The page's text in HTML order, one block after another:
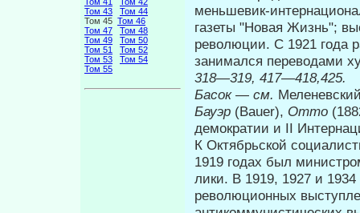
Том 43
Том 44
Том 45 Том 46
Том 47
Том 48
Том 49
Том 50
Том 51
Том 52
Том 53
Том 54
Том 55
меньшевик-
газеты "Новая Жизнь";
революции. С 1921 года
занимался переводами
318—319, 417—418,425.
Басок — см.
Бауэр (Bauer), Отто
демократии и II
К Октябрьской
1919 годах был
лики. В 1919, 1927 и 1934
революционных